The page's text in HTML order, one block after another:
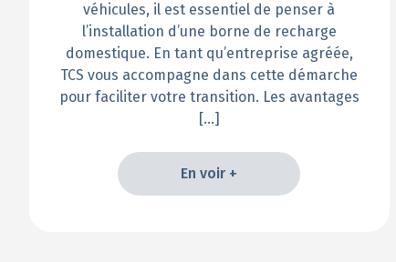
véhicules, il est essentiel de penser à
l’installation d’une borne de recharge
domestique. En tant qu’entreprise agréée,
TCS vous accompagne dans cette démarche
pour faciliter votre transition. Les avantages
[…]
En voir +